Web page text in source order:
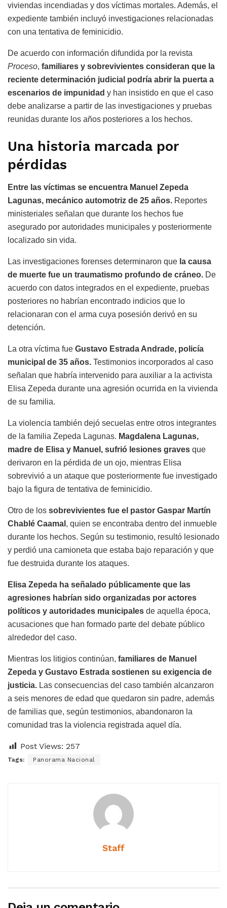
viviendas incendiadas y dos víctimas mortales. Además, el
expediente también incluyó investigaciones relacionadas
con una tentativa de feminicidio.
De acuerdo con información difundida por la revista
Proceso, familiares y sobrevivientes consideran que la
reciente determinación judicial podría abrir la puerta a
escenarios de impunidad y han insistido en que el caso
debe analizarse a partir de las investigaciones y pruebas
reunidas durante los años posteriores a los hechos.
Una historia marcada por
pérdidas
Entre las víctimas se encuentra Manuel Zepeda
Lagunas, mecánico automotriz de 25 años. Reportes
ministeriales señalan que durante los hechos fue
asegurado por autoridades municipales y posteriormente
localizado sin vida.
Las investigaciones forenses determinaron que la causa
de muerte fue un traumatismo profundo de cráneo. De
acuerdo con datos integrados en el expediente, pruebas
posteriores no habrían encontrado indicios que lo
relacionaran con el arma cuya posesión derivó en su
detención.
La otra víctima fue Gustavo Estrada Andrade, policía
municipal de 35 años. Testimonios incorporados al caso
señalan que habría intervenido para auxiliar a la activista
Elisa Zepeda durante una agresión ocurrida en la vivienda
de su familia.
La violencia también dejó secuelas entre otros integrantes
de la familia Zepeda Lagunas. Magdalena Lagunas,
madre de Elisa y Manuel, sufrió lesiones graves que
derivaron en la pérdida de un ojo, mientras Elisa
sobrevivió a un ataque que posteriormente fue investigado
bajo la figura de tentativa de feminicidio.
Otro de los sobrevivientes fue el pastor Gaspar Martín
Chablé Caamal , quien se encontraba dentro del inmueble
durante los hechos. Según su testimonio, resultó lesionado
y perdió una camioneta que estaba bajo reparación y que
fue destruida durante los ataques.
Elisa Zepeda ha señalado públicamente que las
agresiones habrían sido organizadas por actores
políticos y autoridades municipales de aquella época,
acusaciones que han formado parte del debate público
alrededor del caso.
Mientras los litigios continúan, familiares de Manuel
Zepeda y Gustavo Estrada sostienen su exigencia de
justicia. Las consecuencias del caso también alcanzaron
a seis menores de edad que quedaron sin padre, además
de familias que, según testimonios, abandonaron la
comunidad tras la violencia registrada aquel día.
Post Views: 257
Tags: Panorama Nacional
Staff